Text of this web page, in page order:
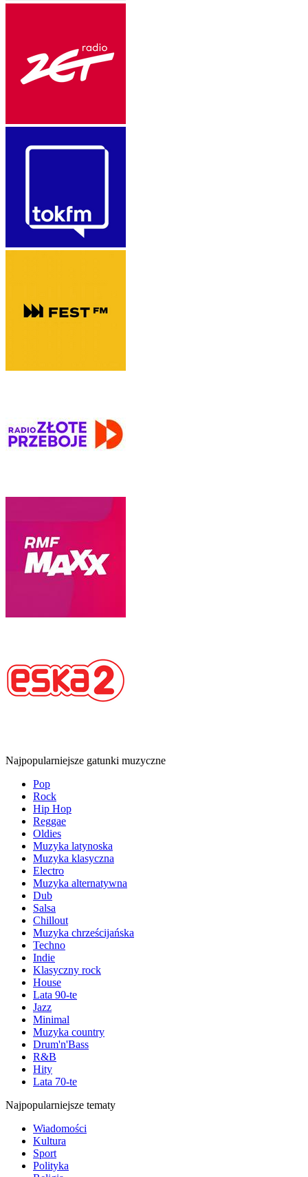
Najpopularniejsze gatunki muzyczne
Pop
Rock
Hip Hop
Reggae
Oldies
Muzyka latynoska
Muzyka klasyczna
Electro
Muzyka alternatywna
Dub
Salsa
Chillout
Muzyka chrześcijańska
Techno
Indie
Klasyczny rock
House
Lata 90-te
Jazz
Minimal
Muzyka country
Drum'n'Bass
R&B
Hity
Lata 70-te
Najpopularniejsze tematy
Wiadomości
Kultura
Sport
Polityka